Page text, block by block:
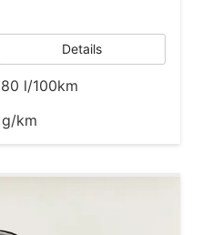
Details
l/100km
km